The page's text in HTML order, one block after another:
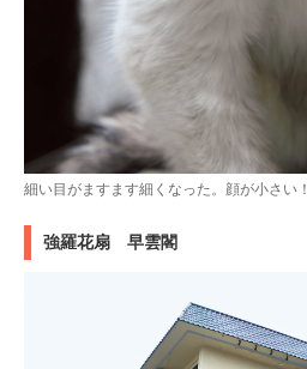
細い目がますます細くなった。顔が小さい！
強羅花扇 早雲閣